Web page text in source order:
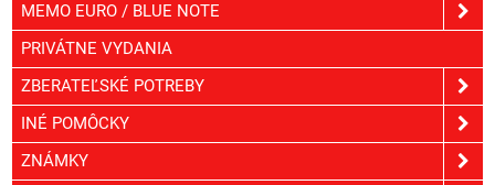
MEMO EURO / BLUE NOTE
PRIVÁTNE VYDANIA
ZBERATEĽSKÉ POTREBY
INÉ POMÔCKY
ZNÁMKY